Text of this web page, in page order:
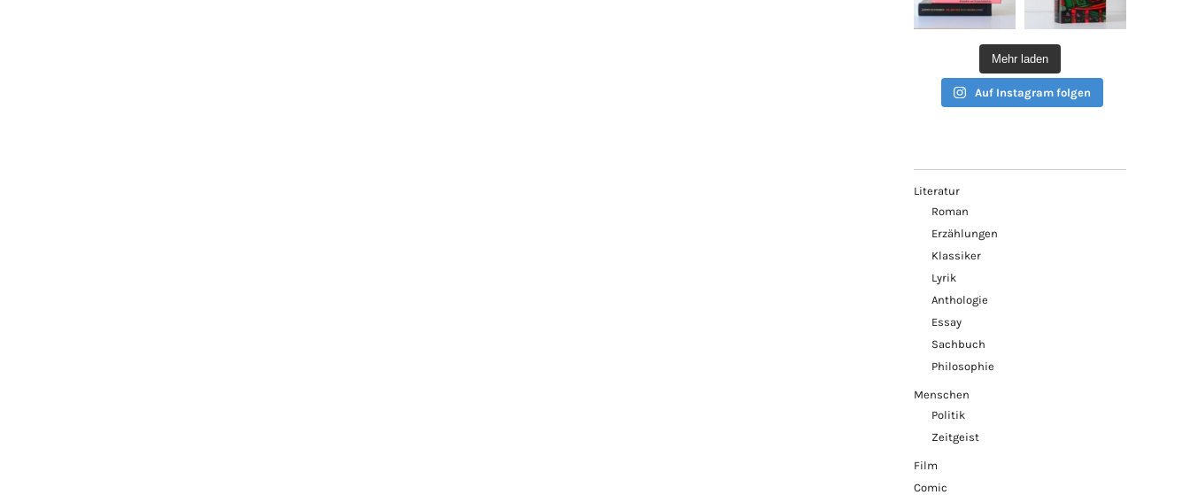
Mehr laden
Auf Instagram folgen
Literatur
Roman
Erzählungen
Klassiker
Lyrik
Anthologie
Essay
Sachbuch
Philosophie
Menschen
Politik
Zeitgeist
Film
Comic